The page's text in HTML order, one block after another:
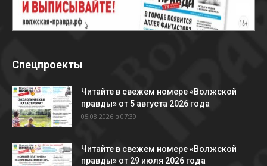
Спецпроекты
Читайте в свежем номере «Волжской
правды» от 5 августа 2026 года
05.08.2026 в 07:39
Читайте в свежем номере «Волжской
правды» от 29 июля 2026 года